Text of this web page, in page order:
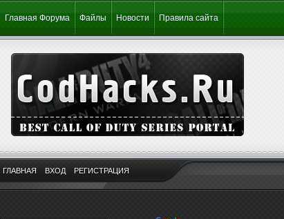
Главная Форума Файлы Новости Правила сайта
ГЛАВНАЯ ВХОД РЕГИСТРАЦИЯ